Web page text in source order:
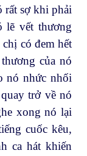
rất sợ khi phải
lẽ vết thương
có đem hết
của nó
nó nhức nhối
trở về nó
xong nó lại
cuốc kêu,
ca hát khiến